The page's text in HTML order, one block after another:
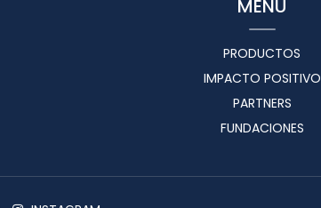
MENU
PRODUCTOS
IMPACTO POSITIVO
PARTNERS
FUNDACIONES